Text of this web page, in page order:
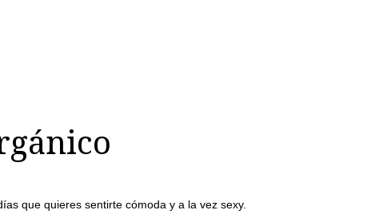
que quieres sentirte cómoda y a la vez sexy.